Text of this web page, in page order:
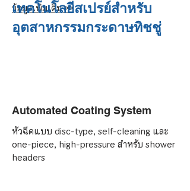
ข้อมูลเพิ่มเติม >>
เทคโนโลยีสเปรย์สำหรับ
อุตสาหกรรมกระดาษทิชชู่
Automated Coating System
หัวฉีดแบบ disc-type, self-cleaning และ
one-piece, high-pressure สำหรับ shower
headers